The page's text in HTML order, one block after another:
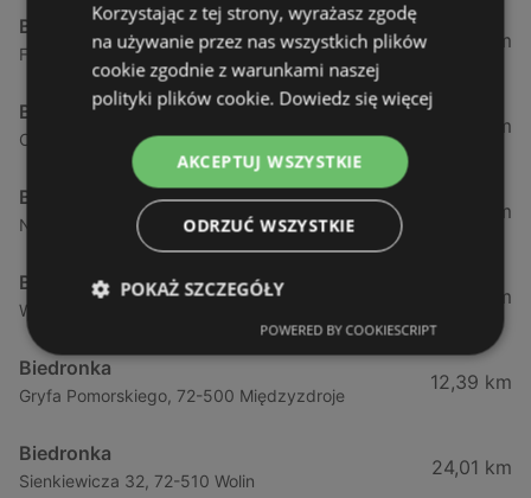
Biedronka
Fińska 4, 72-602 Świnoujście
0,23 km
Biedronka
Chrobrego 9, 72-600 Świnoujście
0,84 km
Biedronka
Nowokarsiborska 2, 72-600 Świnoujście
1,87 km
Biedronka
Wojska Polskiego 16a, 72-600 Świnoujście
2,77 km
Biedronka
Gryfa Pomorskiego, 72-500 Międzyzdroje
12,39 km
Biedronka
Sienkiewicza 32, 72-510 Wolin
24,01 km
Korzystając z tej strony, wyrażasz zgodę
na używanie przez nas wszystkich plików
cookie zgodnie z warunkami naszej
polityki plików cookie. Dowiedz się więcej
AKCEPTUJ WSZYSTKIE
ODRZUĆ WSZYSTKIE
POKAŻ SZCZEGÓŁY
POWERED BY COOKIESCRIPT